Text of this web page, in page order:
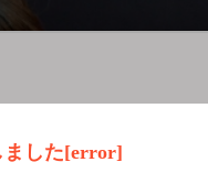
ました[error]